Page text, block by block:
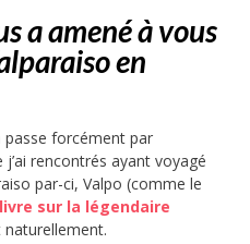
a amené à vous
en
passe forcément par
rencontrés ayant voyagé
par-ci, Valpo (comme le
sur la légendaire
naturellement.